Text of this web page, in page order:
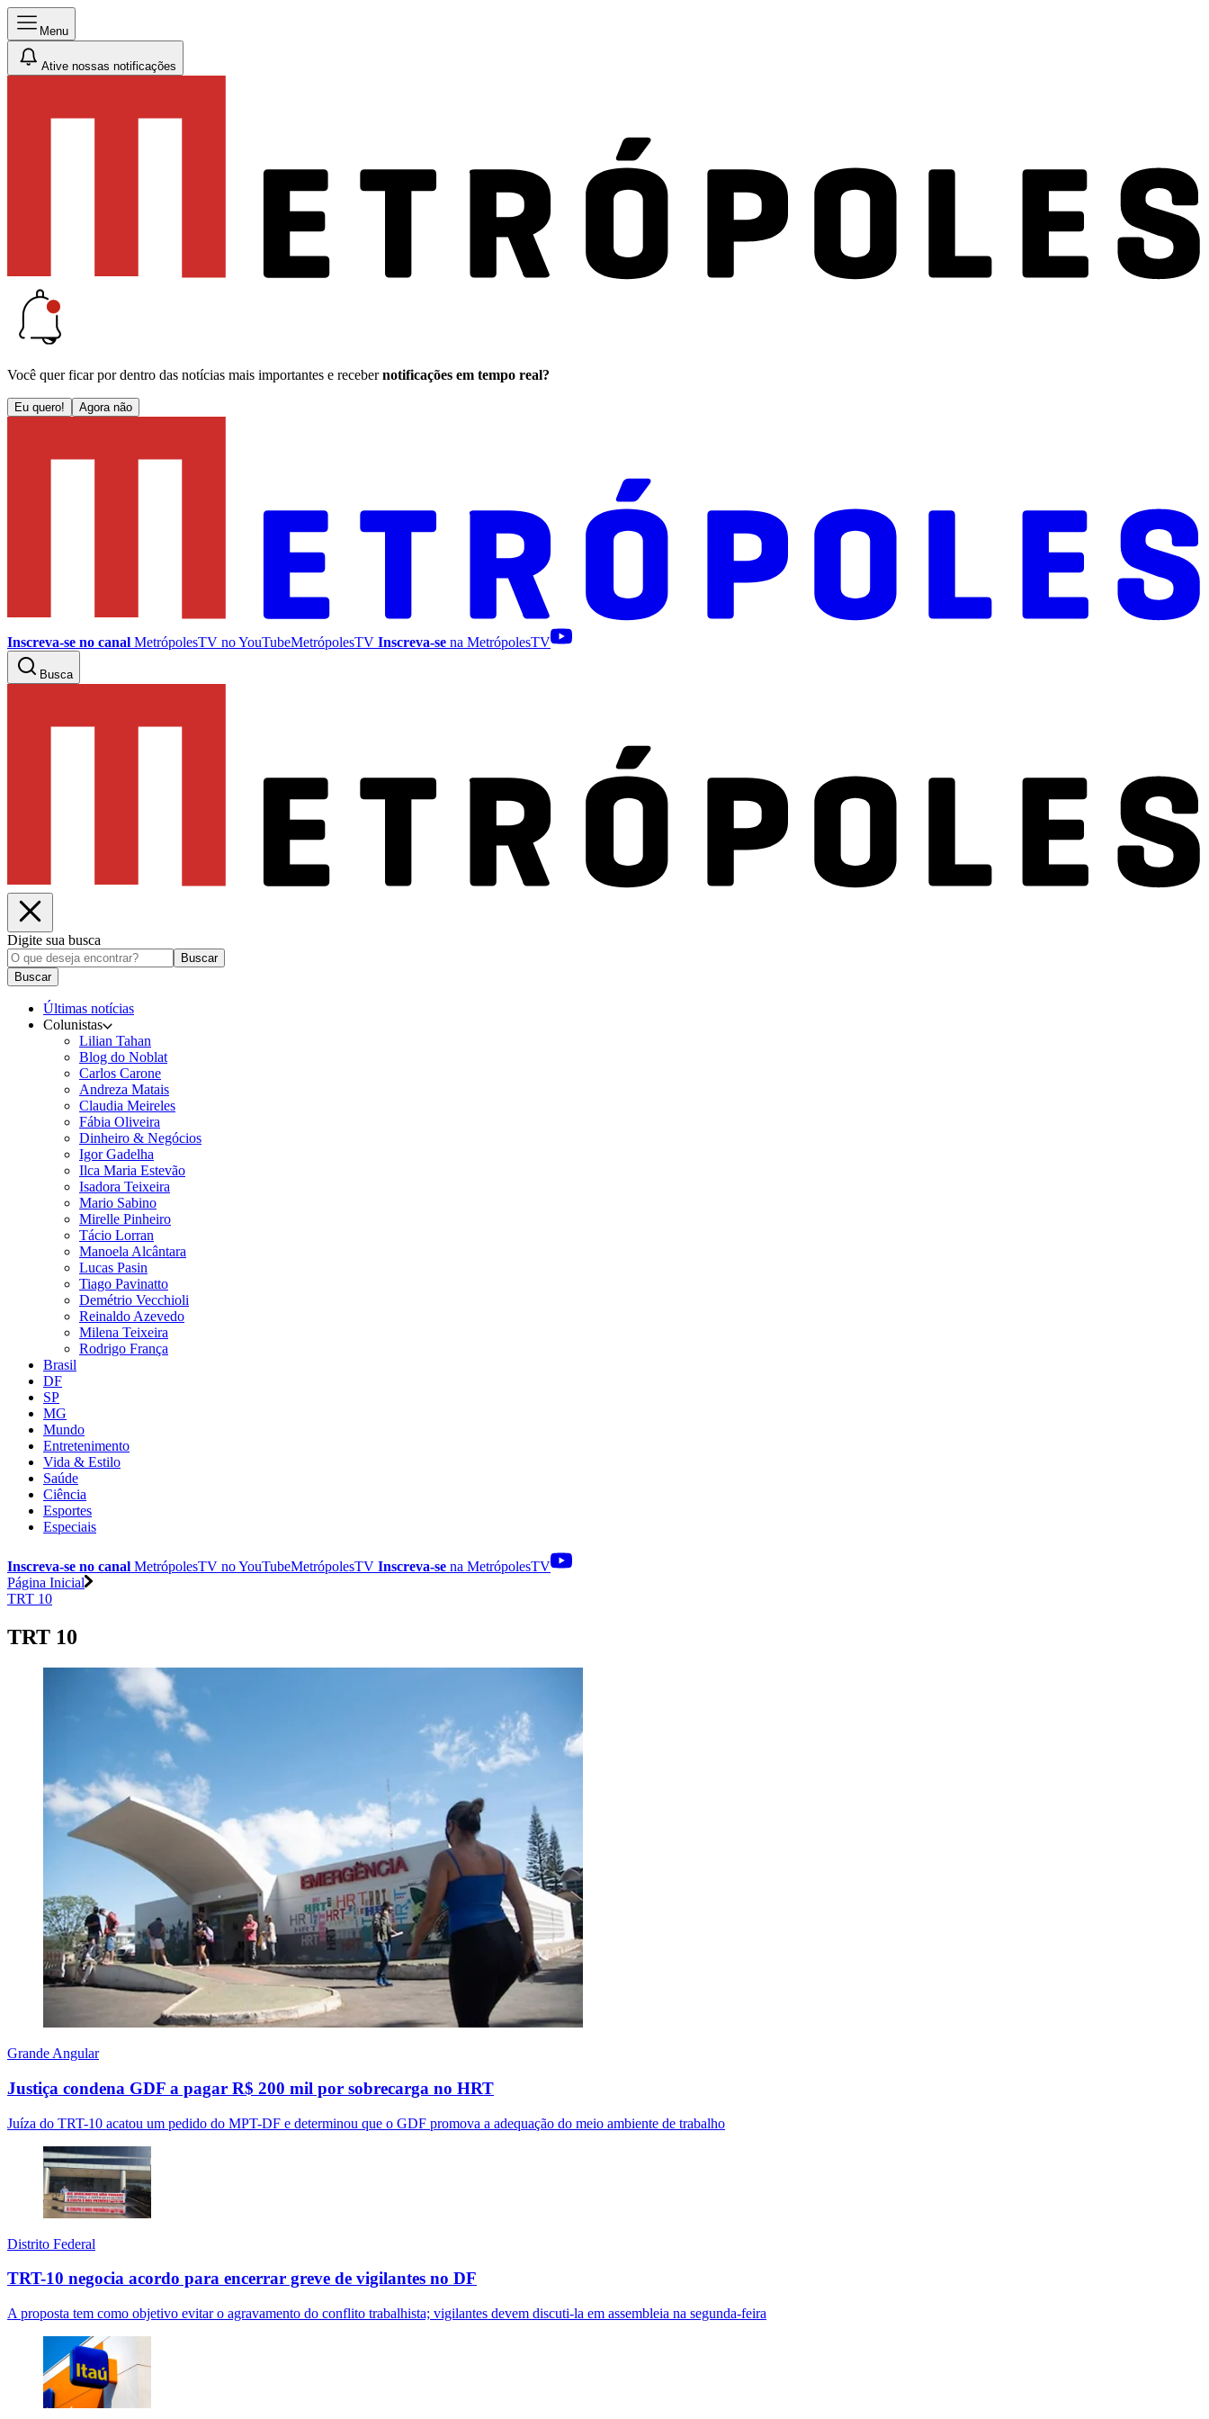
Menu
Ative nossas notificações
Você quer ficar por dentro das notícias mais importantes e receber notificações em tempo real?
Eu quero! Agora não
Inscreva-se no canal MetrópolesTV noYouTubeMetrópolesTV Inscreva-se na MetrópolesTV
Busca
Digite sua busca
Buscar
Buscar
Últimas notícias
Colunistas
Lilian Tahan
Blog do Noblat
Carlos Carone
Andreza Matais
Claudia Meireles
Fábia Oliveira
Dinheiro & Negócios
Igor Gadelha
Ilca Maria Estevão
Isadora Teixeira
Mario Sabino
Mirelle Pinheiro
Tácio Lorran
Manoela Alcântara
Lucas Pasin
Tiago Pavinatto
Demétrio Vecchioli
Reinaldo Azevedo
Milena Teixeira
Rodrigo França
Brasil
DF
SP
MG
Mundo
Entretenimento
Vida & Estilo
Saúde
Ciência
Esportes
Especiais
Inscreva-se no canal MetrópolesTV noYouTubeMetrópolesTV Inscreva-se na MetrópolesTV
Página Inicial
TRT 10
TRT 10
Grande Angular
Justiça condena GDF a pagar R$ 200 mil por sobrecarga no HRT
Juíza do TRT-10 acatou um pedido do MPT-DF e determinou que o GDF promova a adequação do meio ambiente de trabalho
Distrito Federal
TRT-10 negocia acordo para encerrar greve de vigilantes no DF
A proposta tem como objetivo evitar o agravamento do conflito trabalhista; vigilantes devem discuti-la em assembleia na segunda-feira